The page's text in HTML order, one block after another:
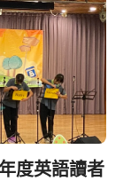
度英語讀者